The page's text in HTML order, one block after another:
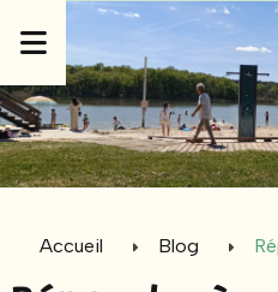
Accueil Blog
Panneau de gestion des cookies